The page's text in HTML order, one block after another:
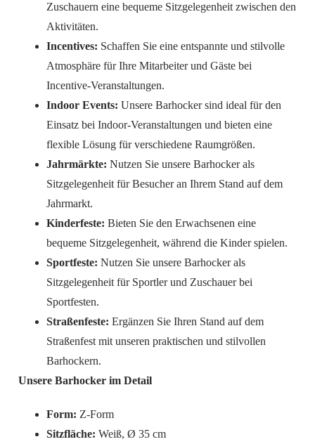
Zuschauern eine bequeme Sitzgelegenheit zwischen den
Aktivitäten.
Incentives: Schaffen Sie eine entspannte und stilvolle
Atmosphäre für Ihre Mitarbeiter und Gäste bei
Incentive-Veranstaltungen.
Indoor Events: Unsere Barhocker sind ideal für den
Einsatz bei Indoor-Veranstaltungen und bieten eine
flexible Lösung für verschiedene Raumgrößen.
Jahrmärkte: Nutzen Sie unsere Barhocker als
Sitzgelegenheit für Besucher an Ihrem Stand auf dem
Jahrmarkt.
Kinderfeste: Bieten Sie den Erwachsenen eine
bequeme Sitzgelegenheit, während die Kinder spielen.
Sportfeste: Nutzen Sie unsere Barhocker als
Sitzgelegenheit für Sportler und Zuschauer bei
Sportfesten.
Straßenfeste: Ergänzen Sie Ihren Stand auf dem
Straßenfest mit unseren praktischen und stilvollen
Barhockern.
Unsere Barhocker im Detail
Form: Z-Form
Sitzfläche: Weiß, Ø 35 cm